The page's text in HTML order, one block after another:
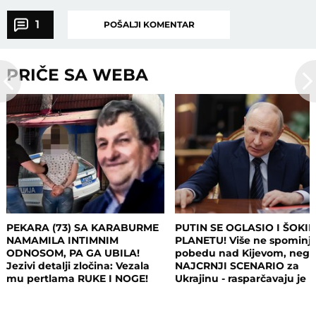
1 POŠALJI KOMENTAR
PRIČE SA WEBA
PEKARA (73) SA KARABURME
NAMAMILA INTIMNIM
ODNOSOM, PA GA UBILA!
Jezivi detalji zločina: Vezala
mu pertlama RUKE I NOGE!
PUTIN SE OGLASIO I
PLANETU! Više ne
pobedu nad Kijevom, nego
NAJCRNJI SCENARIO za
Ukrajinu - rasparčavaju je